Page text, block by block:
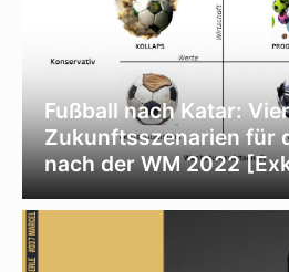
Fußball nach Katar: Vier
Zukunftsszenarien für
nach der WM 2022